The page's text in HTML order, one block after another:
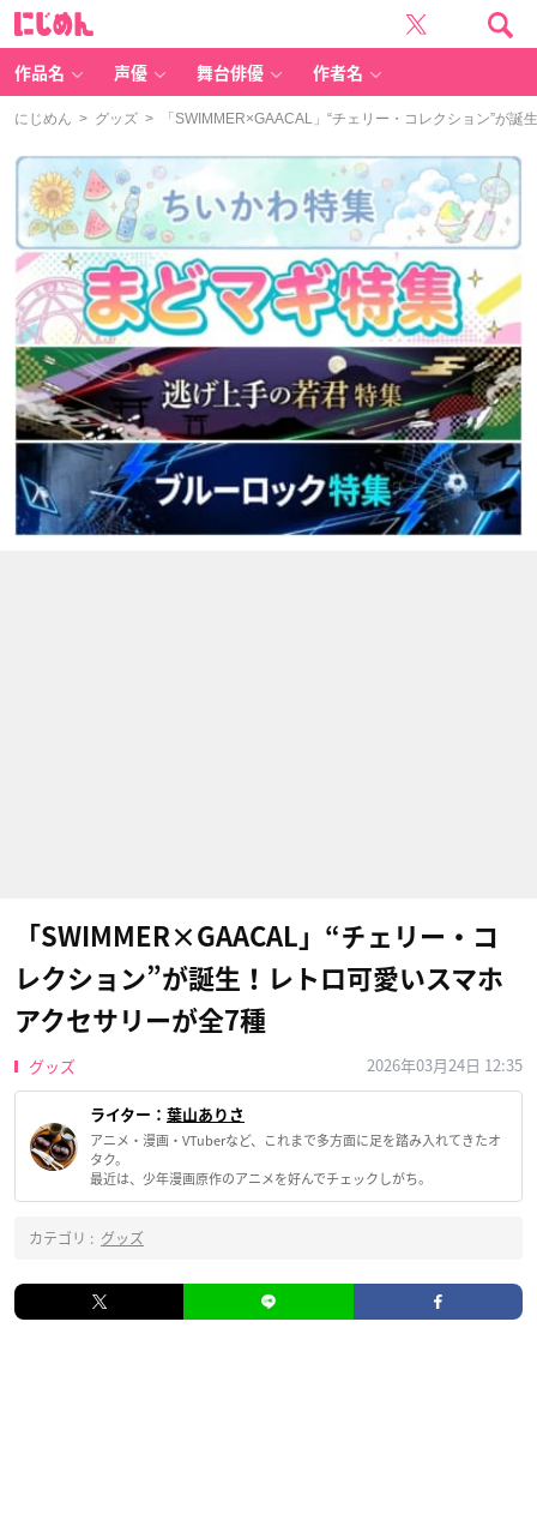
作品名 声優 舞台俳優 作者名
にじめん > グッズ > 「SWIMMER×GAACAL」“チェリー・コレクション”が誕
「SWIMMER×GAACAL」“チェリー・コ
レクション”が誕生！レトロ可愛いスマホ
アクセサリーが全7種
グッズ 2026年03月24日 12:35
ライター： 葉山ありさ
アニメ・漫画・VTuberなど、これまで多方面に足を踏み入れてきたオ
タク。
最近は、少年漫画原作のアニメを好んでチェックしがち。
カテゴリ : グッズ